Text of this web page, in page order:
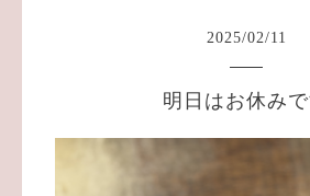
2025/02/11
明日はお休み